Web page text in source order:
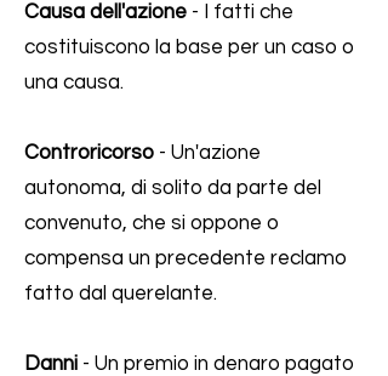
Causa dell'azione - I fatti che
costituiscono la base per un caso o
una causa.
Controricorso - Un'azione
autonoma, di solito da parte del
convenuto, che si oppone o
compensa un precedente reclamo
fatto dal querelante.
Danni - Un premio in denaro pagato